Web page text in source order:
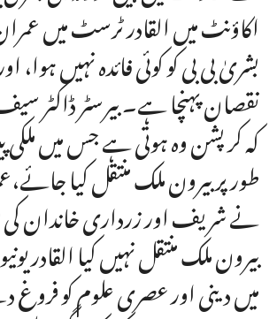
اکاؤنٹ میں القادر ٹرسٹ میں
بشریٰ بی بی کو کوئی فائدہ نہیں ہوا،
نقصان پہنچا ہے۔ بیرسٹر ڈاکٹر
کہ کرپشن وہ ہوتی ہے جس میں ملکی
طور پر بیرون ملک منتقل کیا
نے شریف اور زرداری خاندان
بیرون ملک منتقل نہیں کیا القادر
میں دینی اور عصری علوم کو